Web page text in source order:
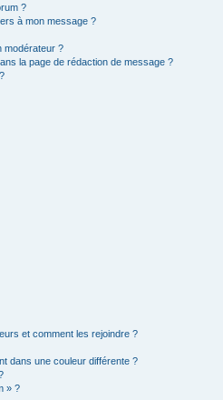
?
à mon message ?
modérateur ?
la page de rédaction de message ?
et comment les rejoindre ?
dans une couleur différente ?
» ?